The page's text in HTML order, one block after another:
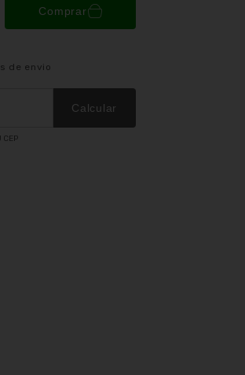
Comprar
de envio
ALTERAR CEP
Calcular
CEP